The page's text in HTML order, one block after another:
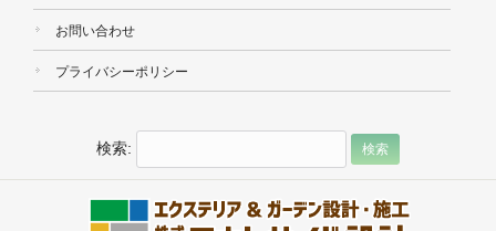
お問い合わせ
プライバシーポリシー
検索: